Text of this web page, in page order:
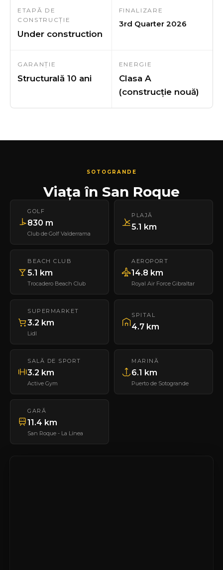
ETAPĂ DE
CONSTRUCȚIE
Under construction
FINALIZARE
3rd Quarter 2026
GARANȚIE
Structurală 10 ani
ENERGIE
Clasa A
(construcție nouă)
SOTOGRANDE
Viața în San Roque
GOLF
830 m
Club de Golf Valderrama
PLAJĂ
5.1 km
BEACH CLUB
5.1 km
Trocadero Beach Club
AEROPORT
14.8 km
Royal Air Force Gibraltar
SUPERMARKET
3.2 km
Lidl
SPITAL
4.7 km
SALĂ DE SPORT
3.2 km
Active Gym
MARINĂ
6.1 km
Puerto de Sotogrande
GARĂ
11.4 km
San Roque - La Línea